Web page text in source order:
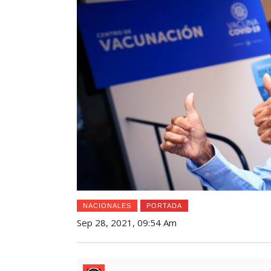
NACIONALES PORTADA
Sep 28, 2021, 09:54 Am